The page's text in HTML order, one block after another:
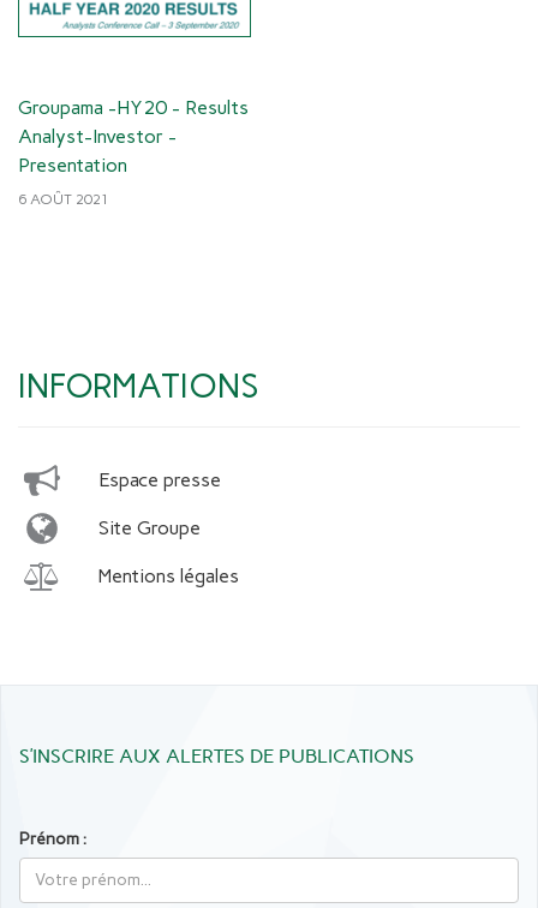
Groupama -HY20 - Results
Analyst-Investor -
Presentation
6 AOÛT 2021
INFORMATIONS
Espace presse
Site Groupe
Mentions légales
S’INSCRIRE AUX ALERTES DE PUBLICATIONS
Prénom :